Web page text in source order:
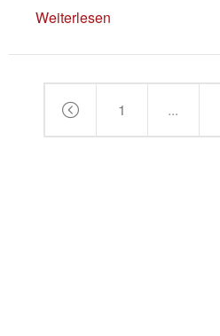
Weiterlesen
1 ...